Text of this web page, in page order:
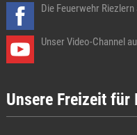
Die Feuerwehr Riezlern
Unser Video-Channel
Unsere Freizeit für